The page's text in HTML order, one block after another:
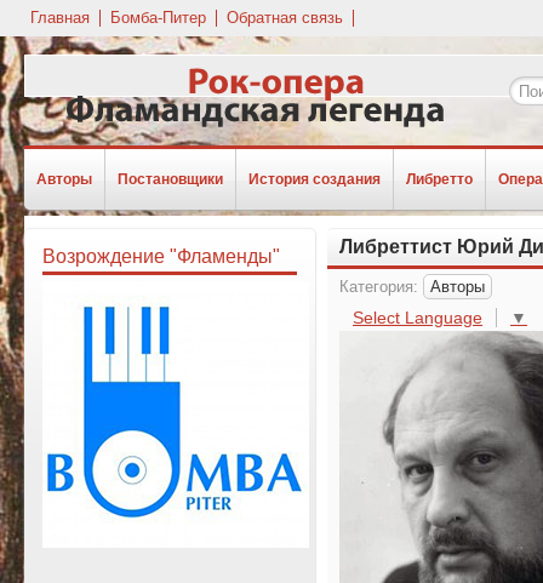
Главная Бомба-Питер Обратная связь
Авторы Постановщики История создания Либретто Опера
Возрождение "Фламенды" Либреттист Юрий
Категория: Авторы
Select Language ▼